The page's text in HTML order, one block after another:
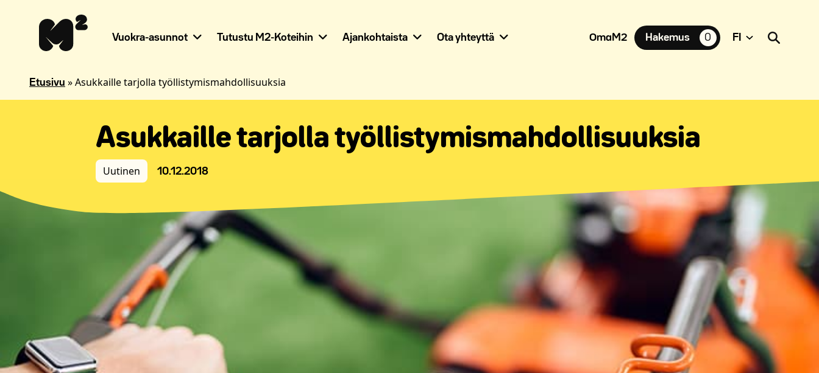
sisältöön
sivuston
käyttöön
näkövammaisille
Vuokra-asunnot Tutustu M2-Koteihin Ajankohtaista Ota yhteyttä OmaM2 Hakemus
suosikkiasuntoja,
0
Etusivu »Asukkaille tarjolla työllistymismahdollisuuksia
Asukkaille tarjolla työllistymismahdollisuuksia
Uutinen 10.12.2018